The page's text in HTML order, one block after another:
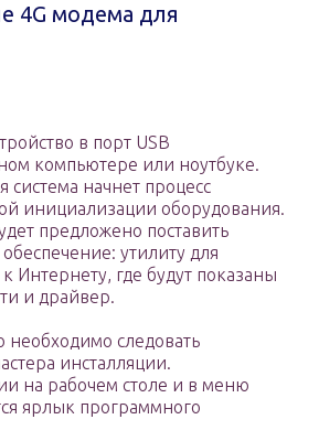
4G модема для
в порт USB
компьютере или ноутбуке.
система начнет процесс
инициализации оборудования.
предложено поставить
утилиту для
Интернету, где будут показаны
и драйвер.
необходимо следовать
инсталляции.
на рабочем столе и в меню
ярлык программного